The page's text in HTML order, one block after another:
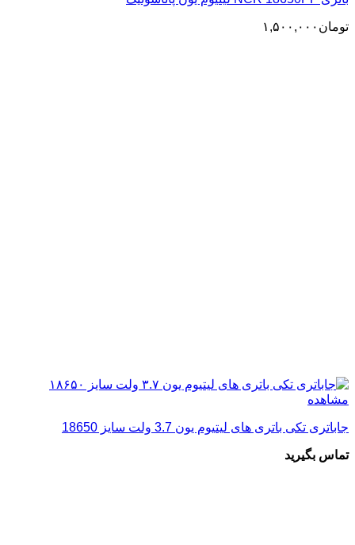
تومان ۱,۵۰۰,۰۰۰
مشاهده
جاباتری تکی باتری های لیتیوم یون 3.7 ولت سایز 18650
تماس بگیرید